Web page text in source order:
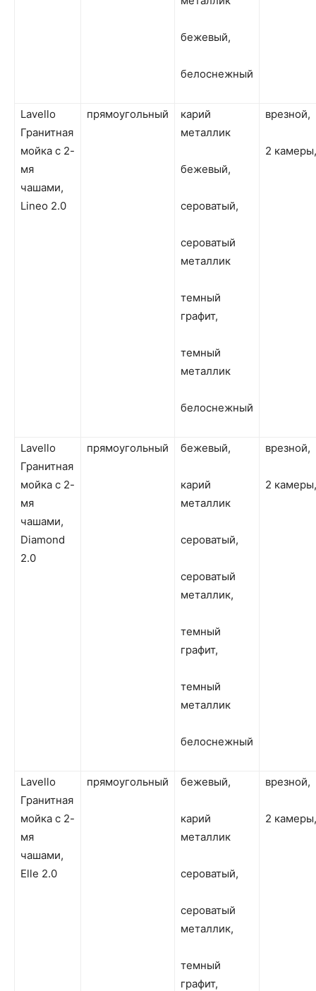
бежевый,
белоснежный
Lavello
Гранитная
мойка с 2-
мя
чашами,
Lineo 2.0
прямоугольный
карий
металлик
бежевый,
сероватый,
сероватый
металлик
темный
графит,
темный
металлик
белоснежный
врезной,
2 камеры,
Lavello
Гранитная
мойка с 2-
мя
чашами,
Diamond
2.0
прямоугольный бежевый,
карий
металлик
сероватый,
сероватый
металлик,
темный
графит,
темный
металлик
белоснежный
врезной,
2 камеры,
Lavello
Гранитная
мойка с 2-
мя
чашами,
Elle 2.0
прямоугольный бежевый,
карий
металлик
сероватый,
сероватый
металлик,
темный
графит,
врезной,
2 камеры,